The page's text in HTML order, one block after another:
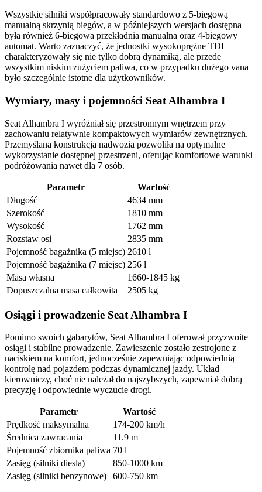
Wszystkie silniki współpracowały standardowo z 5-biegową
manualną skrzynią biegów, a w późniejszych wersjach dostępna
była również 6-biegowa przekładnia manualna oraz 4-biegowy
automat. Warto zaznaczyć, że jednostki wysokoprężne TDI
charakteryzowały się nie tylko dobrą dynamiką, ale przede
wszystkim niskim zużyciem paliwa, co w przypadku dużego vana
było szczególnie istotne dla użytkowników.
Wymiary, masy i pojemności Seat Alhambra I
Seat Alhambra I wyróżniał się przestronnym wnętrzem przy
zachowaniu relatywnie kompaktowych wymiarów zewnętrznych.
Przemyślana konstrukcja nadwozia pozwoliła na optymalne
wykorzystanie dostępnej przestrzeni, oferując komfortowe warunki
podróżowania nawet dla 7 osób.
Parametr
Wartość
Długość
4634 mm
Szerokość
1810 mm
Wysokość
1762 mm
Rozstaw osi
2835 mm
Pojemność bagażnika (5 miejsc) 2610 l
Pojemność bagażnika (7 miejsc) 256 l
Masa własna
1660-1845 kg
Dopuszczalna masa całkowita
2505 kg
Osiągi i prowadzenie Seat Alhambra I
Pomimo swoich gabarytów, Seat Alhambra I oferował przyzwoite
osiągi i stabilne prowadzenie. Zawieszenie zostało zestrojone z
naciskiem na komfort, jednocześnie zapewniając odpowiednią
kontrolę nad pojazdem podczas dynamicznej jazdy. Układ
kierowniczy, choć nie należał do najszybszych, zapewniał dobrą
precyzję i odpowiednie wyczucie drogi.
Parametr
Wartość
Prędkość maksymalna
174-200 km/h
Średnica zawracania
11.9 m
Pojemność zbiornika paliwa 70 l
Zasięg (silniki diesla)
850-1000 km
Zasięg (silniki benzynowe)
600-750 km